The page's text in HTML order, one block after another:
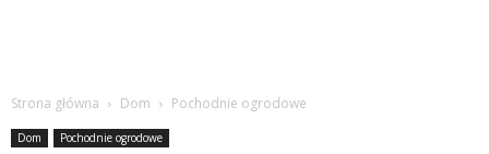
Strona główna Dom Pochodnie ogrodowe
Dom Pochodnie ogrodowe